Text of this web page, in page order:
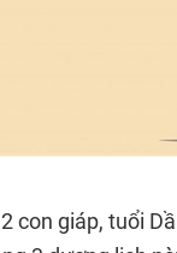
con giáp, tuổi